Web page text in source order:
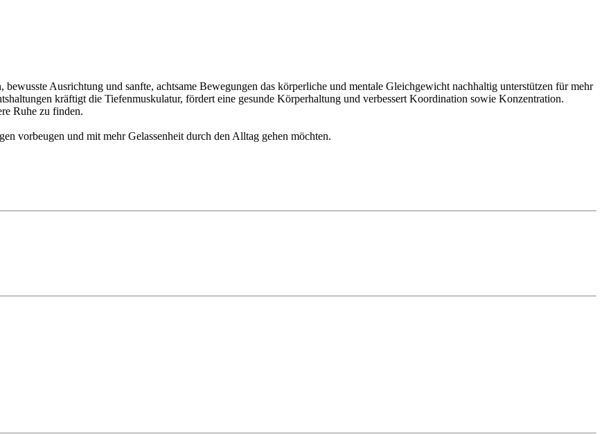
Ausrichtung und sanfte, achtsame Bewegungen das körperliche und mentale Gleichgewicht nachhaltig unterstützen für mehr
kräftigt die Tiefenmuskulatur, fördert eine gesunde Körperhaltung und verbessert Koordination sowie Konzentration.
Ruhe zu finden.
vorbeugen und mit mehr Gelassenheit durch den Alltag gehen möchten.